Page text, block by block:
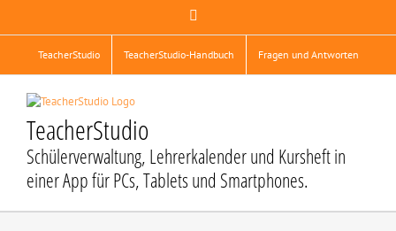
TeacherStudio TeacherStudio-Handbuch Fragen und Antworten
TeacherStudio
Schülerverwaltung, Lehrerkalender und Kursheft in
einer App für PCs, Tablets und Smartphones.